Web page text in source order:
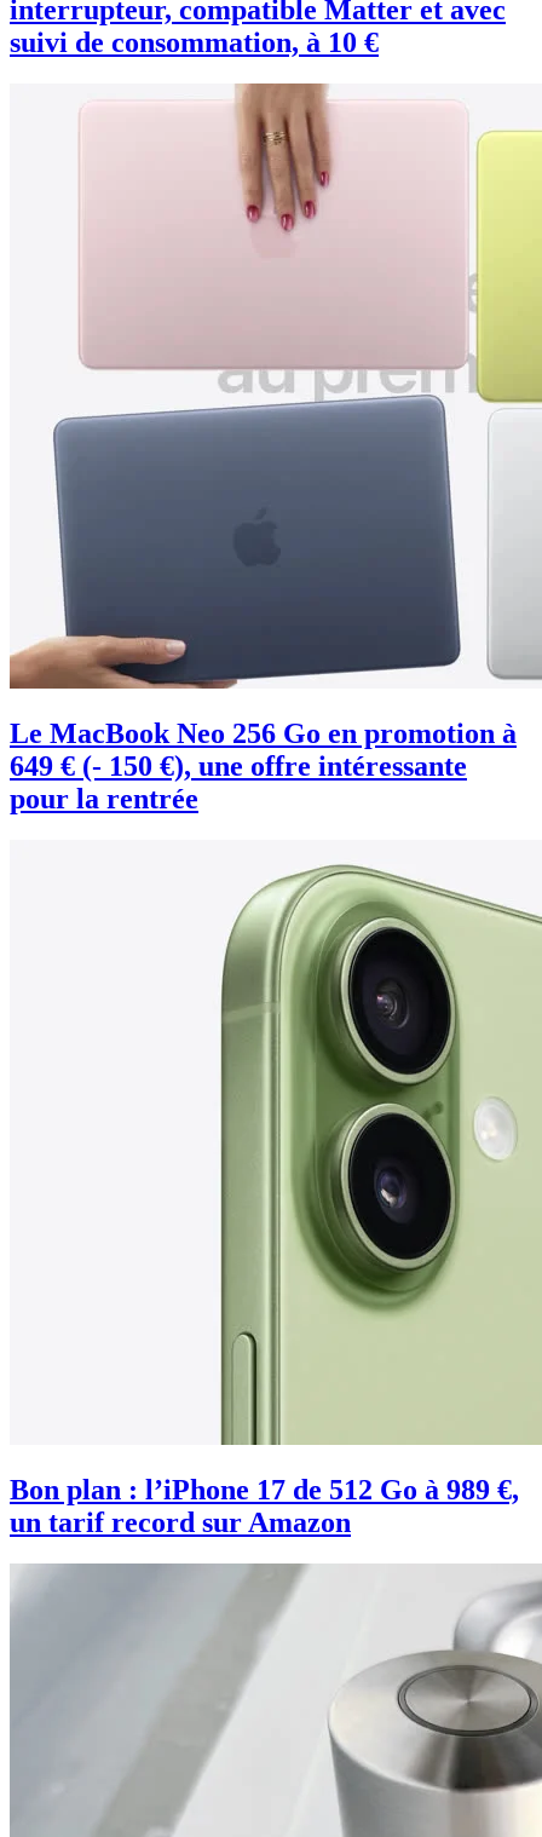
interrupteur, compatible Matter et avec
suivi de consommation, à 10 €
Le MacBook Neo 256 Go en promotion à
649 € (- 150 €), une offre intéressante
pour la rentrée
Bon plan : l’iPhone 17 de 512 Go à 989 €,
un tarif record sur Amazon